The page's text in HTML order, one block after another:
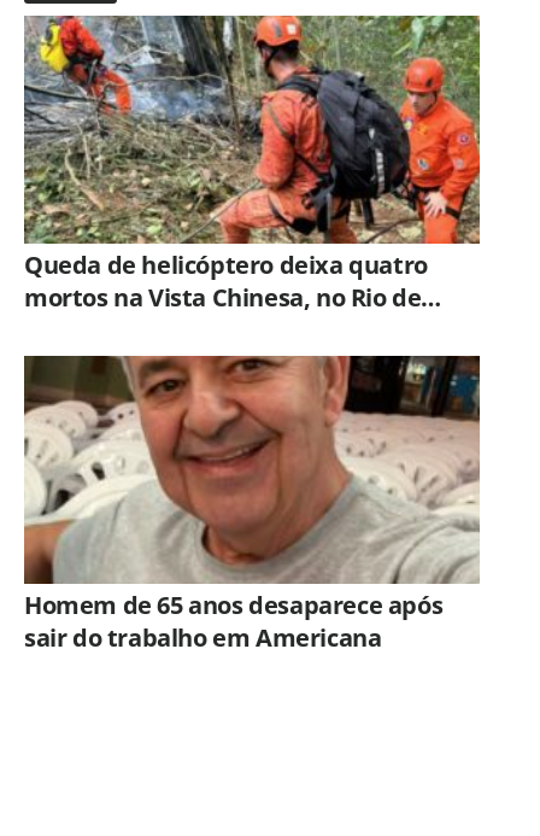
Queda de helicóptero deixa quatro
mortos na Vista Chinesa, no Rio de
Homem de 65 anos desaparece após
sair do trabalho em Americana